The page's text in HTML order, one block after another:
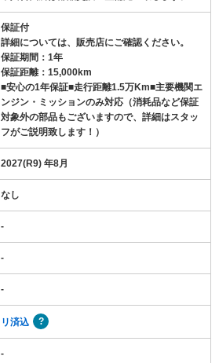
保証付
詳細については、販売店にご確認ください。
保証期間：1年
保証距離：15,000km
■安心の1年保証■走行距離1.5万Km■主要機関エ
ンジン・ミッションのみ対応（消耗品など保証
対象外の部品もございますので、詳細はスタッ
フがご説明致します！）
2027(R9) 年8月
なし
-
-
-
リ済込
-